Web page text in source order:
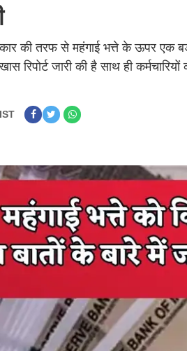
की तरफ से महंगाई भत्ते के ऊपर एक
रिपोर्ट जारी की है साथ ही